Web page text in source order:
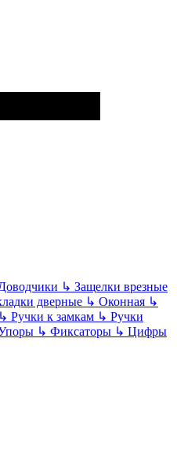
↳ Защелки врезные
дверные ↳ Оконная ↳
↳ Ручки к замкам ↳ Ручки
↳ Фиксаторы ↳ Цифры